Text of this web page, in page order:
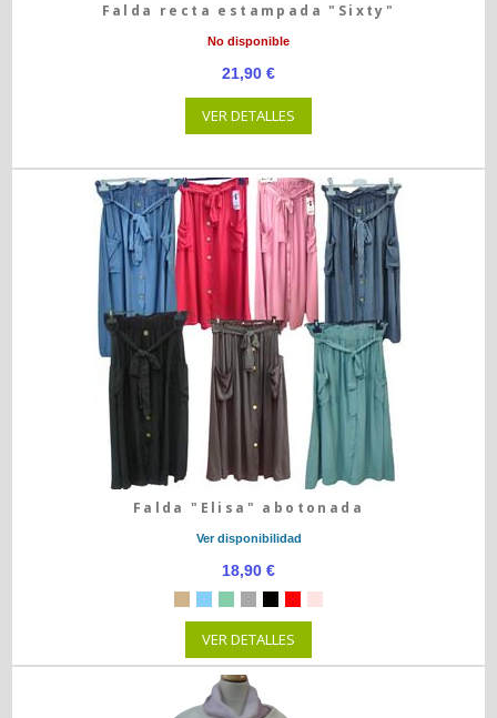
Falda recta estampada "Sixty"
No disponible
21,90 €
VER DETALLES
Falda "Elisa" abotonada
Ver disponibilidad
18,90 €
VER DETALLES